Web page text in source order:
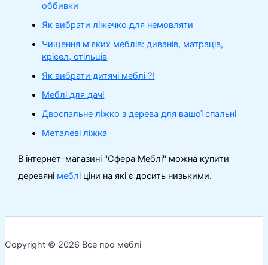
оббивки
Як вибрати ліжечко для немовляти
Чищення м’яких меблів: диванів, матраців,
крісел, стільців
Як вибрати дитячі меблі ?!
Меблі для дачі
Двоспальне ліжко з дерева для вашої спальні
Металеві ліжка
В інтернет-магазині "Сфера Меблі" можна купити
деревяні меблі ціни на які є досить низькими.
Copyright © 2026 Все про меблі